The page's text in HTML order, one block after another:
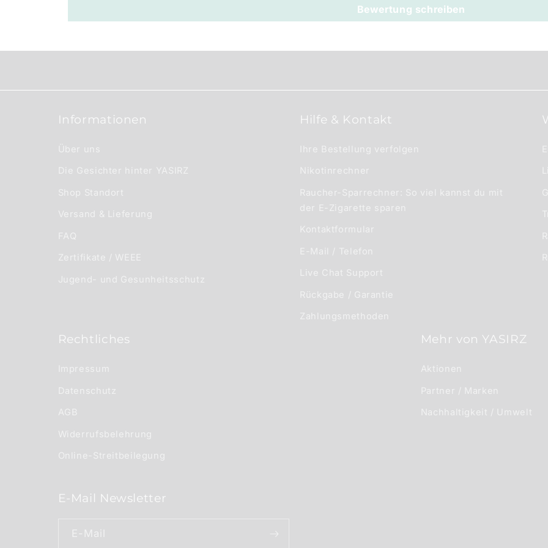
I
h
Bewertung schreiben
Informationen
Über uns
Die Gesichter hinter YASIRZ
Shop Standort
Versand & Lieferung
FAQ
Zertifikate / WEEE
Jugend- und Gesunheitsschutz
Hilfe & Kontakt
Ihre Bestellung verfolgen
Nikotinrechner
Raucher-Sparrechner: So viel kannst du mit
der E-Zigarette sparen
Kontaktformular
E-Mail / Telefon
Live Chat Support
Rückgabe / Garantie
Zahlungsmethoden
Rechtliches
Impressum
Datenschutz
AGB
Widerrufsbelehrung
Online-Streitbeilegung
Mehr von YASIRZ
Aktionen
Partner / Marken
Nachhaltigkeit / Umwelt
E-Mail Newsletter
E-Mail